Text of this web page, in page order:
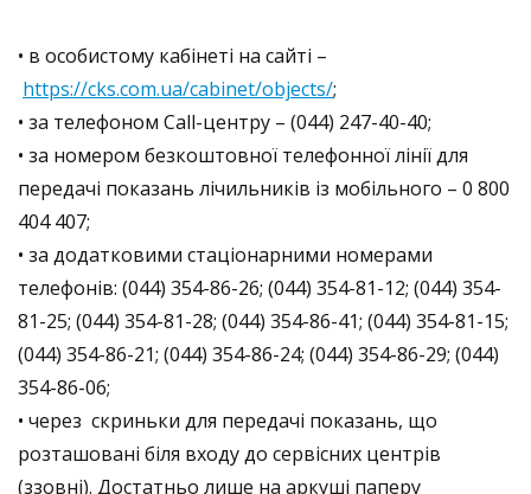
• в особистому кабінеті на сайті –
https://cks.com.ua/cabinet/objects/;
• за телефоном Call-центру – (044) 247-40-40;
• за номером безкоштовної телефонної лінії для
передачі показань лічильників із мобільного – 0 800
404 407;
• за додатковими стаціонарними номерами
телефонів: (044) 354-86-26; (044) 354-81-12; (044) 354-
81-25; (044) 354-81-28; (044) 354-86-41; (044) 354-81-15;
(044) 354-86-21; (044) 354-86-24; (044) 354-86-29; (044)
354-86-06;
• через скриньки для передачі показань, що
розташовані біля входу до сервісних центрів
(ззовні). Достатньо лише на аркуші паперу